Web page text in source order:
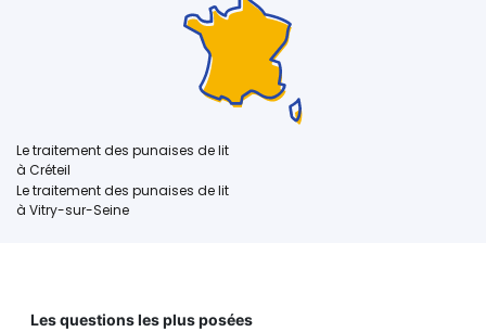
Le traitement des punaises de lit
à Créteil
Le traitement des punaises de lit
à Vitry-sur-Seine
Les questions les plus posées